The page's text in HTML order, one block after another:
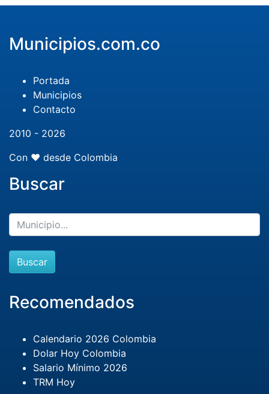
Municipios.com.co
Portada
Municipios
Contacto
2010 - 2026
Con ❤️ desde Colombia
Buscar
Buscar
Recomendados
Calendario 2026 Colombia
Dolar Hoy Colombia
Salario Mínimo 2026
TRM Hoy